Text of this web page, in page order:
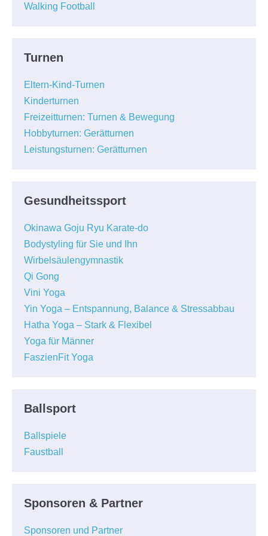
Walking Football
Turnen
Eltern-Kind-Turnen
Kinderturnen
Freizeitturnen: Turnen & Bewegung
Hobbyturnen: Gerätturnen
Leistungsturnen: Gerätturnen
Gesundheitssport
Okinawa Goju Ryu Karate-do
Bodystyling für Sie und Ihn
Wirbelsäulengymnastik
Qi Gong
Vini Yoga
Yin Yoga – Entspannung, Balance & Stressabbau
Hatha Yoga – Stark & Flexibel
Yoga für Männer
FaszienFit Yoga
Ballsport
Ballspiele
Faustball
Sponsoren & Partner
Sponsoren und Partner